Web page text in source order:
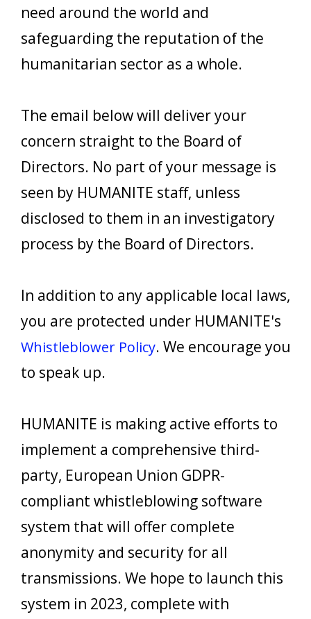
need around the world and
safeguarding the reputation of the
humanitarian sector as a whole.
The email below will deliver your
concern straight to the Board of
Directors. No part of your message is
seen by HUMANITE staff, unless
disclosed to them in an investigatory
process by the Board of Directors.
In addition to any applicable local laws,
you are protected under HUMANITE's
Whistleblower Policy. We encourage you
to speak up.
HUMANITE is making active efforts to
implement a comprehensive third-
party, European Union GDPR-
compliant whistleblowing software
system that will offer complete
anonymity and security for all
transmissions. We hope to launch this
system in 2023, complete with